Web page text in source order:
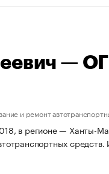
—
и ремонт
в регионе — Ханты-